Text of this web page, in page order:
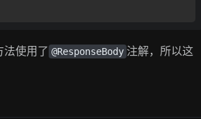
法使用了 @ResponseBody 注解，所以这